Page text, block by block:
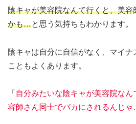
陰キャが美容院なんて行くと、美
かも…と思う気持ちもわかります。
陰キャは自分に自信がなく、マイナ
こともよくあります。
「 自分みたいな陰キャが美容院な
容師さん同士でバカにされるんじ